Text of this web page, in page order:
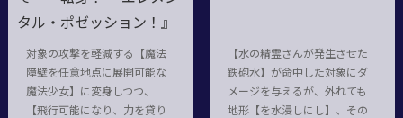
タル・ポゼッション！』
対象の攻撃を軽減する【魔法
障壁を任意地点に展開可能な
魔法少女】に変身しつつ、
【飛行可能になり、力を貸り
【水の精霊さんが発生させた
鉄砲水】が命中した対象にダ
メージを与えるが、外れても
地形【を水浸しにし】、その